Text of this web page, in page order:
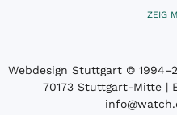
ZEIG
Webdesign Stuttgart ©
70173 Stuttgart-Mitte |